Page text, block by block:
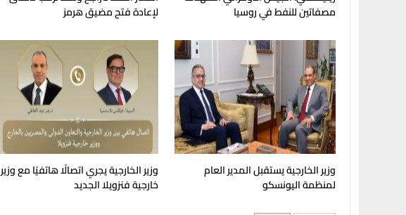
مصفاتين للنفط في روسيا
لإعادة فتح مضيق هرمز
وزير الخارجية يستقبل المدير العام
لمنظمة اليونسكو
وزير الخارجية يجري اتصالًا هاتفيًا مع وزير
خارجية فنزويلا الجديد